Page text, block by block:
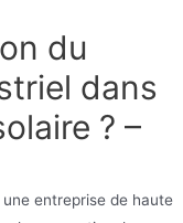
du
dans
? –
entreprise de haute